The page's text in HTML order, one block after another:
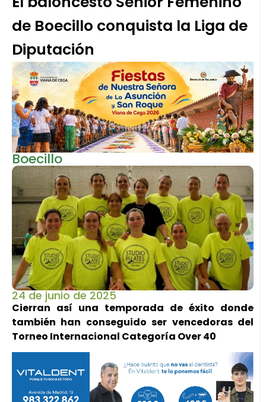
de Boecillo conquista la Liga de
Diputación
Boecillo
24 de junio de 2025
Cierran así una temporada de éxito donde
también han conseguido ser vencedoras del
Torneo Internacional Categoría Over 40